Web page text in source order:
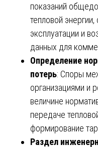
показаний
тепловой
эксплуатации и
данных для
Определение
потерь: Споры
организациями и
величине
передаче
формирование
Раздел